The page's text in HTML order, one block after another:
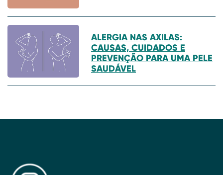
ALERGIA NAS AXILAS:
CAUSAS, CUIDADOS E
PREVENÇÃO PARA UMA PELE
SAUDÁVEL